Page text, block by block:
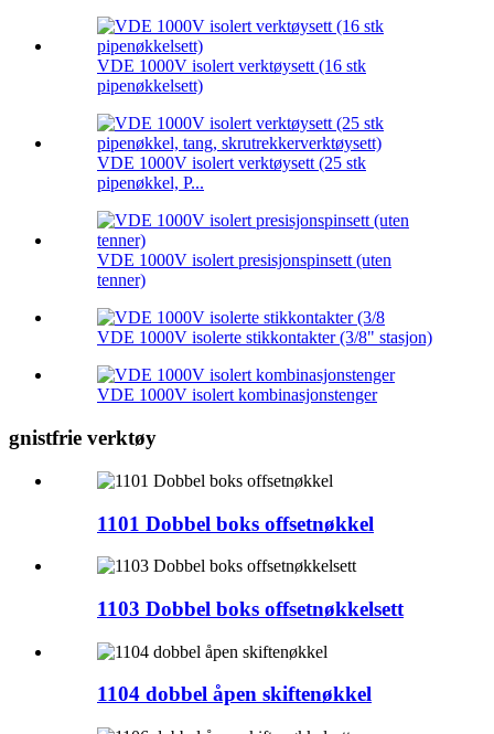
VDE 1000V isolert verktøysett (16 stk
pipenøkkelsett)
VDE 1000V isolert verktøysett (25 stk
pipenøkkel, P...
VDE 1000V isolert presisjonspinsett (uten
tenner)
VDE 1000V isolerte stikkontakter (3/8" stasjon)
VDE 1000V isolert kombinasjonstenger
gnistfrie verktøy
1101 Dobbel boks offsetnøkkel
1103 Dobbel boks offsetnøkkelsett
1104 dobbel åpen skiftenøkkel